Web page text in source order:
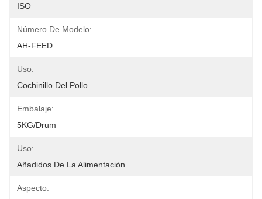
ISO
Número De Modelo:
AH-FEED
Uso:
Cochinillo Del Pollo
Embalaje:
5KG/drum
Uso:
Añadidos De La Alimentación
Aspecto: